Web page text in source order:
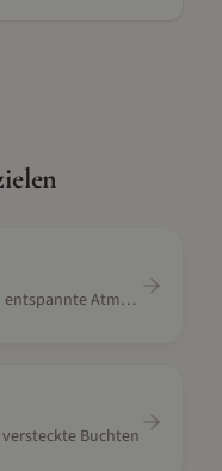
Unberührte Buchten und entspannte Atmosphäre
Buchten